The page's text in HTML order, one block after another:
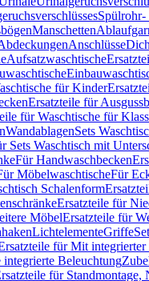
Spülrohr-
Manschetten
Anschlüsse
Aufsatzwaschtische
für Kinder
Ersatzteile für
für Waschtische für
WandablagenSets
Sets Waschtisch mit
Für Handwaschbecken
MöbelwaschtischeFür
Schalenform
Ersatzteile für
MöbelErsatzteile für
LichtelementeGriffe
für Mit
Beleuchtung
für Standmontage,